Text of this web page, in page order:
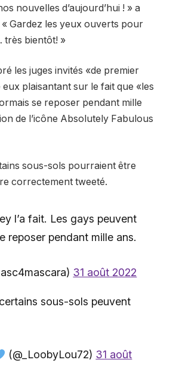
nouvelles d’aujourd’hui ! » a
Gardez les yeux ouverts pour
très bientôt! »
les juges invités «de premier
eux plaisantant sur le fait que «les
se reposer pendant mille
de l’icône Absolutely Fabulous
sous-sols pourraient être
correctement tweeté.
l’a fait. Les gays peuvent
reposer pendant mille ans.
31 août 2022
sous-sols peuvent
(@_LoobyLou72) 31 août